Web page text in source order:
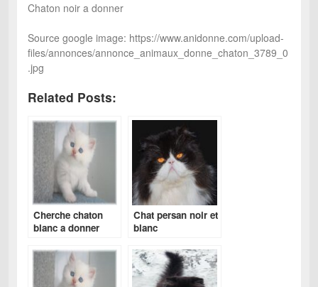
Chaton noir a donner
Source google image: https://www.anidonne.com/upload-
files/annonces/annonce_animaux_donne_chaton_3789_0
.jpg
Related Posts:
Cherche chaton
blanc a donner
Chat persan noir et
blanc